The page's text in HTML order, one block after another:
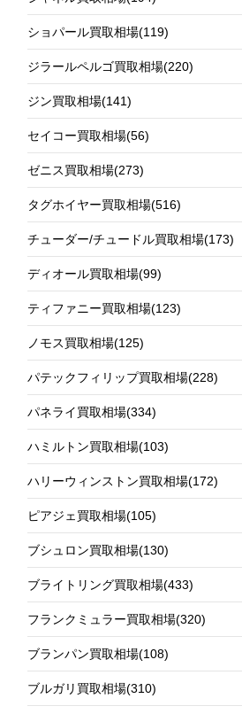
ショパール買取相場(119)
ジラールペルゴ買取相場(220)
ジン買取相場(141)
セイコー買取相場(56)
ゼニス買取相場(273)
タグホイヤー買取相場(516)
チューダー/チュードル買取相場(173)
ディオール買取相場(99)
ティファニー買取相場(123)
ノモス買取相場(125)
パテックフィリップ買取相場(228)
パネライ買取相場(334)
ハミルトン買取相場(103)
ハリーウィンストン買取相場(172)
ピアジェ買取相場(105)
ブシュロン買取相場(130)
ブライトリング買取相場(433)
フランクミュラー買取相場(320)
ブランパン買取相場(108)
ブルガリ買取相場(310)